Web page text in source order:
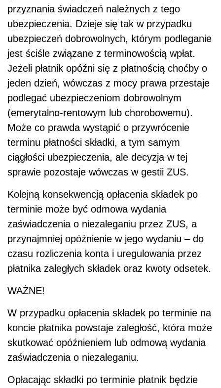
przyznania świadczeń należnych z tego
ubezpieczenia. Dzieje się tak w przypadku
ubezpieczeń dobrowolnych, którym podleganie
jest ściśle związane z terminowością wpłat.
Jeżeli płatnik opóźni się z płatnością choćby o
jeden dzień, wówczas z mocy prawa przestaje
podlegać ubezpieczeniom dobrowolnym
(emerytalno-rentowym lub chorobowemu).
Może co prawda wystąpić o przywrócenie
terminu płatności składki, a tym samym
ciągłości ubezpieczenia, ale decyzja w tej
sprawie pozostaje wówczas w gestii ZUS.
Kolejną konsekwencją opłacenia składek po
terminie może być odmowa wydania
zaświadczenia o niezaleganiu przez ZUS, a
przynajmniej opóźnienie w jego wydaniu – do
czasu rozliczenia konta i uregulowania przez
płatnika zaległych składek oraz kwoty odsetek.
WAŻNE!
W przypadku opłacenia składek po terminie na
koncie płatnika powstaje zaległość, która może
skutkować opóźnieniem lub odmową wydania
zaświadczenia o niezaleganiu.
Opłacając składki po terminie płatnik będzie